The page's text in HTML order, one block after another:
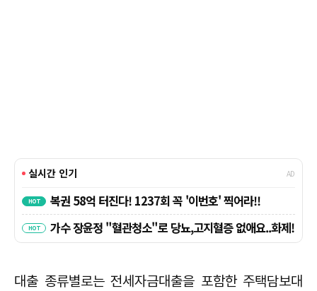
대출 종류별로는 전세자금대출을 포함한 주택담보대